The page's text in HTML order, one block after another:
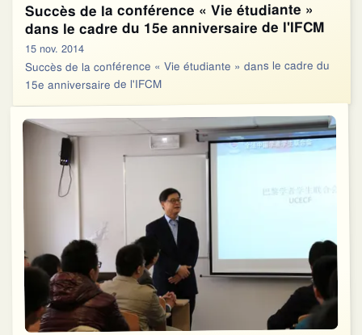
Succès de la conférence « Vie étudiante »
dans le cadre du 15e anniversaire de l'IFCM
15 nov. 2014
Succès de la conférence « Vie étudiante » dans le cadre du
15e anniversaire de l'IFCM